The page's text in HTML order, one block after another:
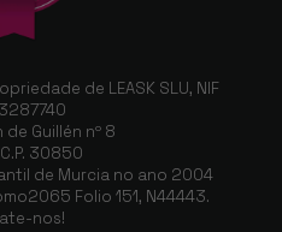
de LEASK SLU, NIF
de Guillén nº 8
30850
de Murcia no ano 2004
Folio 151, N44443.
nos!